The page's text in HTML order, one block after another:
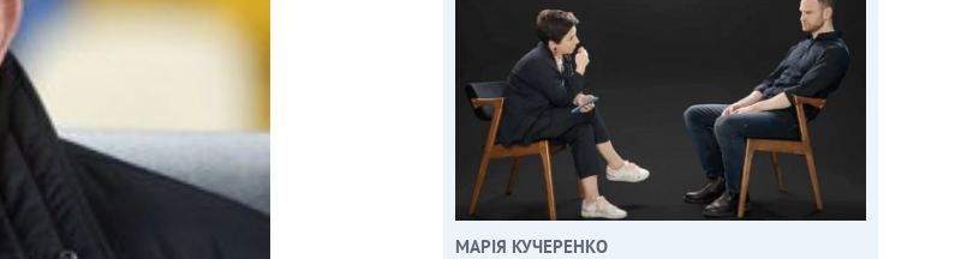
МАРІЯ КУЧЕРЕНКО